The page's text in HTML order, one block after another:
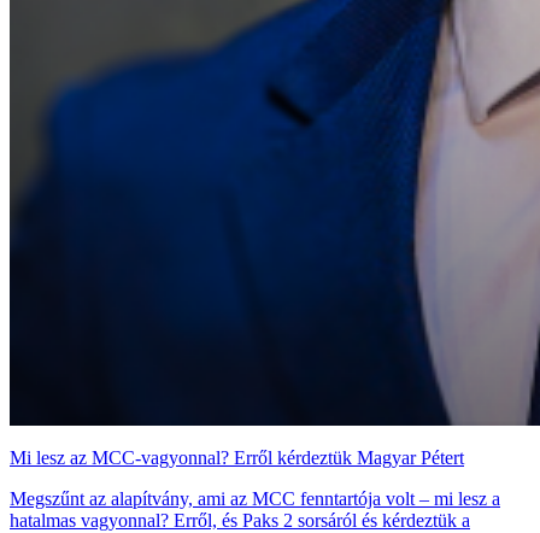
Mi lesz az MCC-vagyonnal? Erről kérdeztük Magyar Pétert
Megszűnt az alapítvány, ami az MCC fenntartója volt – mi lesz a
hatalmas vagyonnal? Erről, és Paks 2 sorsáról és kérdeztük a